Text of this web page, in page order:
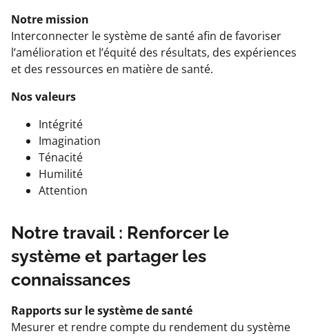
Notre mission
Interconnecter le système de santé afin de favoriser
l’amélioration et l’équité des résultats, des expériences
et des ressources en matière de santé.
Nos valeurs
Intégrité
Imagination
Ténacité
Humilité
Attention
Notre travail : Renforcer le
système et partager les
connaissances
Rapports sur le système de santé
Mesurer et rendre compte du rendement du système